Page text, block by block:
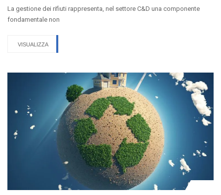
La gestione dei rifiuti rappresenta, nel settore C&D una componente
fondamentale non
VISUALIZZA